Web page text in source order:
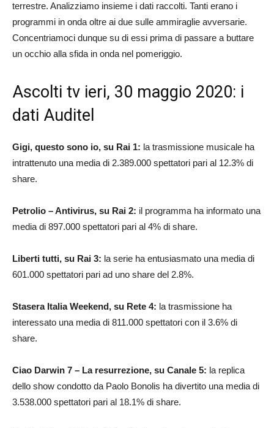
terrestre. Analizziamo insieme i dati raccolti. Tanti erano i
programmi in onda oltre ai due sulle ammiraglie avversarie.
Concentriamoci dunque su di essi prima di passare a buttare
un occhio alla sfida in onda nel pomeriggio.
Ascolti tv ieri, 30 maggio 2020: i
dati Auditel
Gigi, questo sono io, su Rai 1: la trasmissione musicale ha
intrattenuto una media di 2.389.000 spettatori pari al 12.3% di
share.
Petrolio – Antivirus, su Rai 2: il programma ha informato una
media di 897.000 spettatori pari al 4% di share.
Liberti tutti, su Rai 3: la serie ha entusiasmato una media di
601.000 spettatori pari ad uno share del 2.8%.
Stasera Italia Weekend, su Rete 4: la trasmissione ha
interessato una media di 811.000 spettatori con il 3.6% di
share.
Ciao Darwin 7 – La resurrezione, su Canale 5: la replica
dello show condotto da Paolo Bonolis ha divertito una media di
3.538.000 spettatori pari al 18.1% di share.